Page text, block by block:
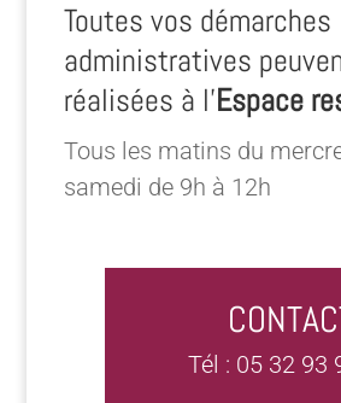
Toutes vos démarches
administratives
réalisées à l’Espace
Tous les matins du
samedi de 9h à 12h
Tél : 05 32 93